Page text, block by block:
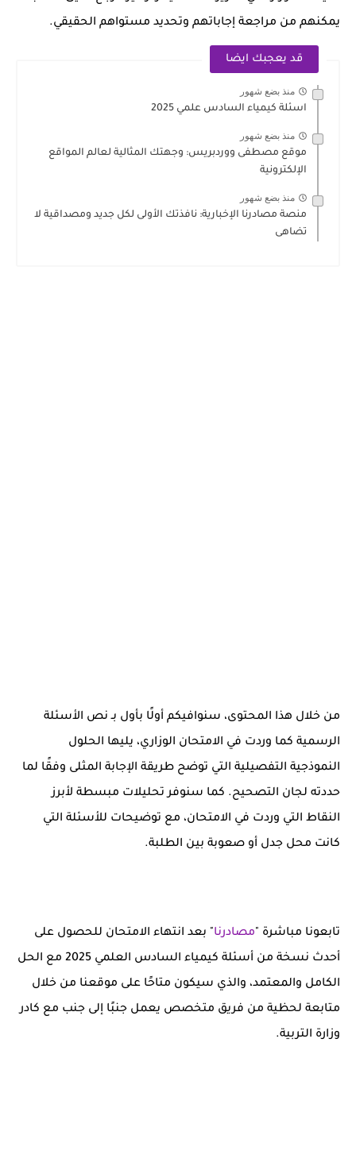
يمكنهم من مراجعة إجاباتهم وتحديد مستواهم الحقيقي.
قد يعجبك ايضا
منذ بضع شهور
اسئلة كيمياء السادس علمي 2025
منذ بضع شهور
موقع مصطفى ووردبريس: وجهتك المثالية لعالم المواقع
الإلكترونية
منذ بضع شهور
منصة مصادرنا الإخبارية: نافذتك الأولى لكل جديد ومصداقية لا
تضاهى
من خلال هذا المحتوى، سنوافيكم أولًا بأول بـ نص الأسئلة
الرسمية كما وردت في الامتحان الوزاري، يليها الحلول
النموذجية التفصيلية التي توضح طريقة الإجابة المثلى وفقًا لما
حددته لجان التصحيح. كما سنوفر تحليلات مبسطة لأبرز
النقاط التي وردت في الامتحان، مع توضيحات للأسئلة التي
كانت محل جدل أو صعوبة بين الطلبة.
تابعونا مباشرة "مصادرنا" بعد انتهاء الامتحان للحصول على
أحدث نسخة من أسئلة كيمياء السادس العلمي 2025 مع الحل
الكامل والمعتمد، والذي سيكون متاحًا على موقعنا من خلال
متابعة لحظية من فريق متخصص يعمل جنبًا إلى جنب مع كادر
وزارة التربية.